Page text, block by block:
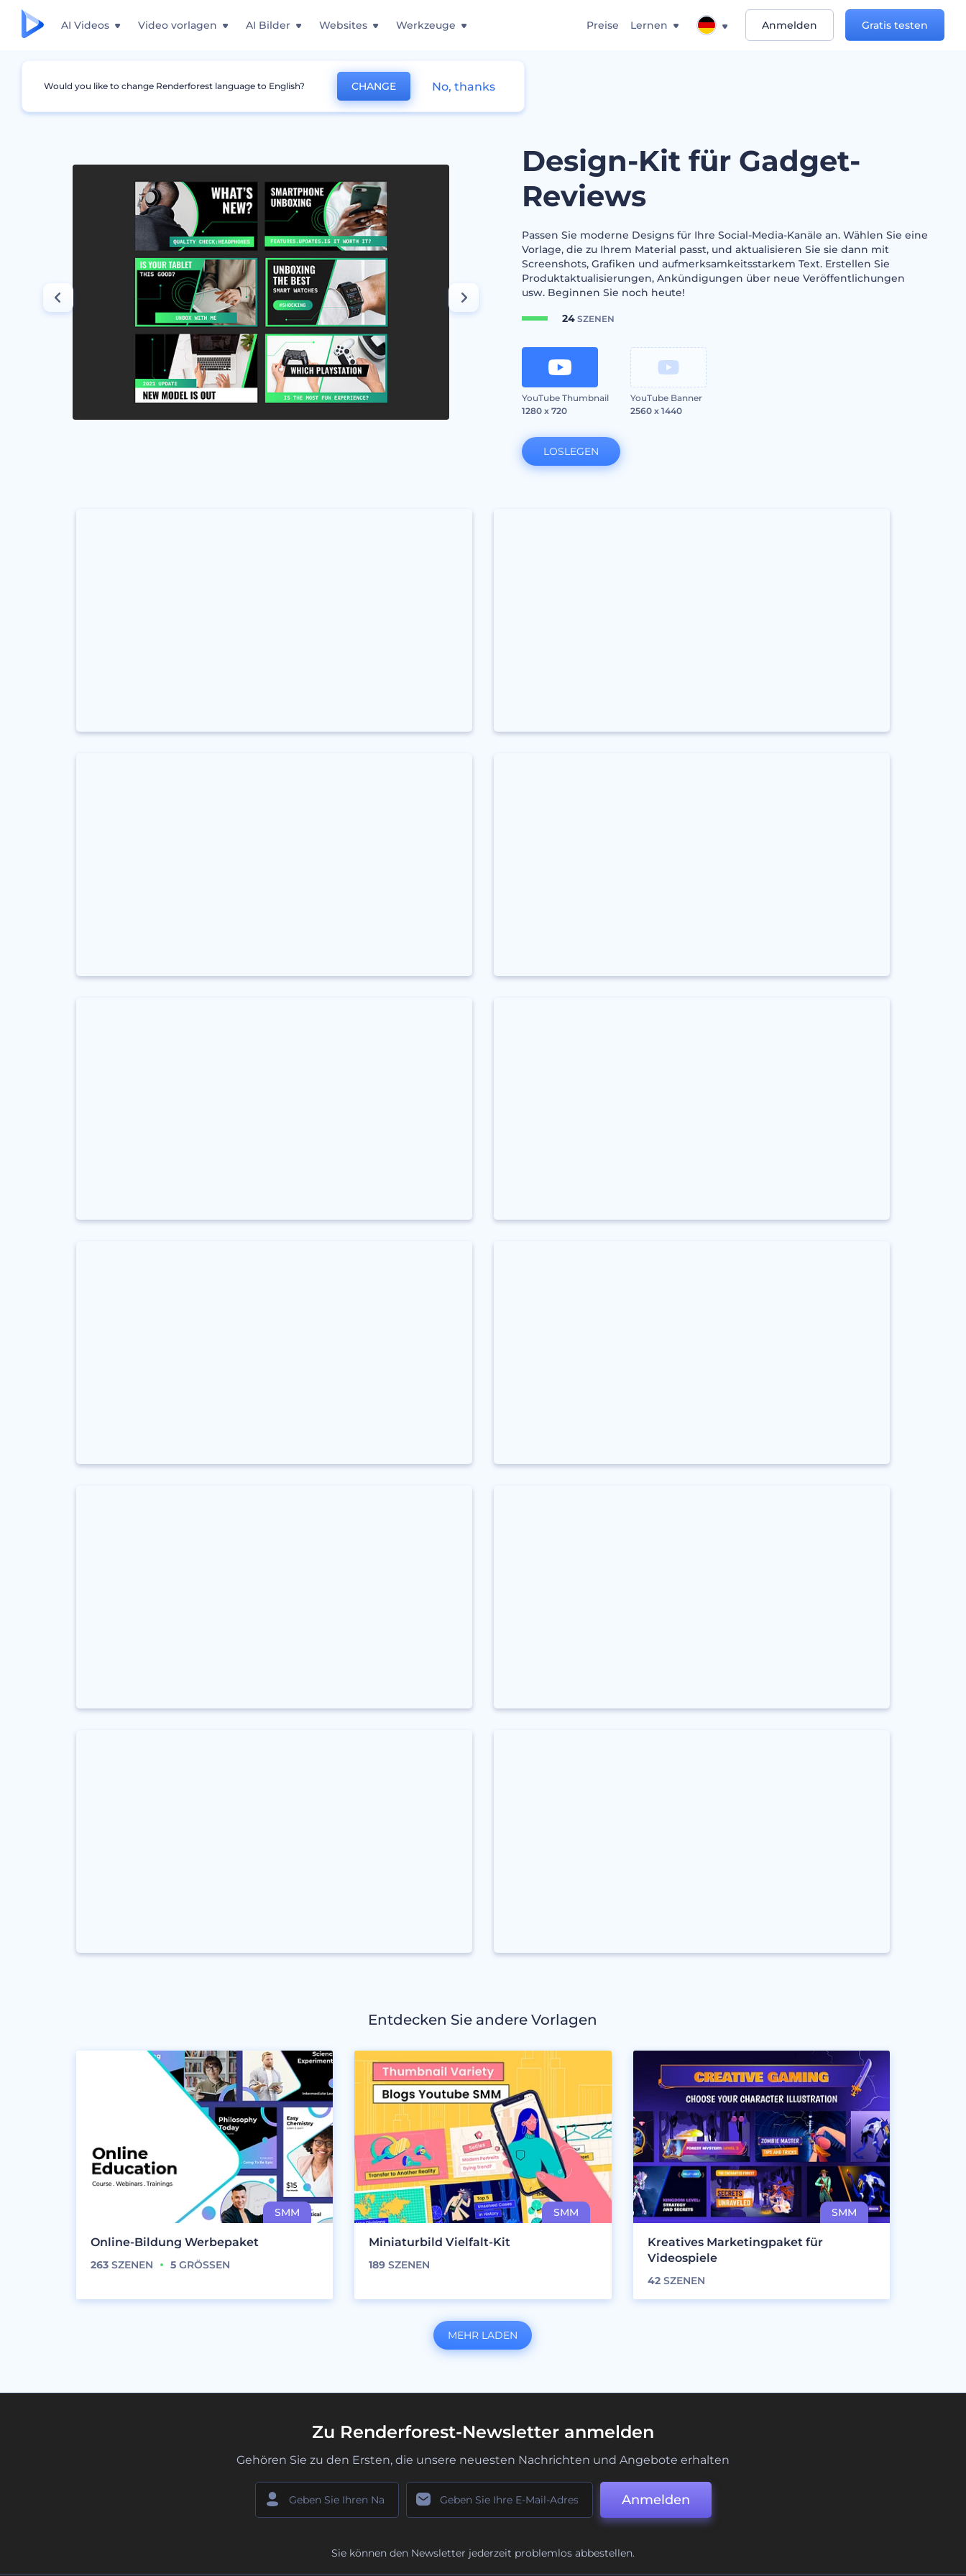
AI Videos Video vorlagen AI Bilder Websites Werkzeuge Preise Lernen Anmelden Gratis testen
Grafiken YouTube Minimaturbild Design-Kit für Gadget-Reviews
Design-Kit für Gadget-
Reviews
Passen Sie moderne Designs für Ihre Social-Media-Kanäle an. Wählen Sie eine
Vorlage, die zu Ihrem Material passt, und aktualisieren Sie sie dann mit
Screenshots, Grafiken und aufmerksamkeitsstarkem Text. Erstellen Sie
Produktaktualisierungen, Ankündigungen über neue Veröffentlichungen
usw. Beginnen Sie noch heute!
24SZENEN
YouTube Thumbnail
1280 x 720
YouTube Banner
2560 x 1440
LOSLEGEN
Entdecken Sie andere Vorlagen
Online-Bildung Werbepaket
263 SZENEN 5 GRÖSSEN
Miniaturbild Vielfalt-Kit
189 SZENEN
Kreatives Marketingpaket für
Videospiele
42SZENEN
MEHR LADEN
Zu Renderforest-Newsletter anmelden
Gehören Sie zu den Ersten, die unsere neuesten Nachrichten und Angebote erhalten
Anmelden
Sie können den Newsletter jederzeit problemlos abbestellen.
Would you like to change Renderforest language to English? CHANGE No, thanks